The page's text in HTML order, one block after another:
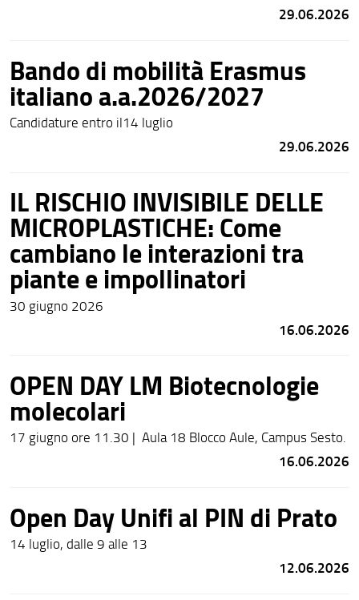
29.06.2026
Bando di mobilità Erasmus
italiano a.a.2026/2027
Candidature entro il14 luglio
29.06.2026
IL RISCHIO INVISIBILE DELLE
MICROPLASTICHE: Come
cambiano le interazioni tra
piante e impollinatori
30 giugno 2026
16.06.2026
OPEN DAY LM Biotecnologie
molecolari
17 giugno ore 11.30 | Aula 18 Blocco Aule, Campus Sesto.
16.06.2026
Open Day Unifi al PIN di Prato
14 luglio, dalle 9 alle 13
12.06.2026